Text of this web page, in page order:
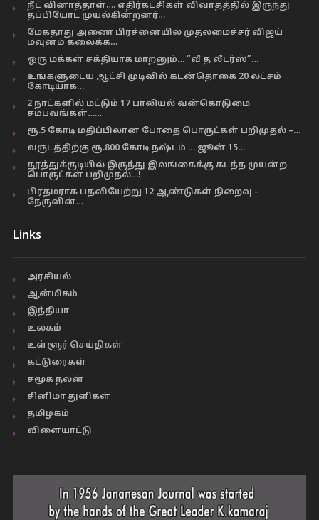
நீட் வினாத்தாள்…. எதிர்கட்சிகள் விவாதத்தில் இருந்து
தப்பியோட முயல்கின்றனர்…
மேகதாது அணை பிரச்னையில் முதலமைச்சர் விஜய்
மவுனம் கலைக்க…
ஒரு மக்கள் சக்தியாக மாறனும்… “வீ த லீடர்ஸ்”…
உங்களுடைய ஆட்சி முடிவில் கடன்தொகை 20 லட்சம்
கோடியாக…
2 நாட்களில் மட்டும் 17 பாலியல் வன்கொடுமை
சம்பவங்கள்……
ரூ.5 கோடி மதிப்பிலான போதை பொருட்கள் பறிமுதல் –…
வருடத்திற்கு ரூ.800 கோடி நஷ்டம் … ஜூன் 15…
தூத்துக்குடியில் இருந்து இலங்கைக்கு கடத்த முயன்ற
பொருட்கள் பறிமுதல்…!
பிரதமராக பதவியேற்று 12 ஆண்டுகள் நிறைவு –
நேருவின்…
Links
அரசியல்
ஆன்மிகம்
இந்தியா
உலகம்
உள்ளூர் செய்திகள்
கட்டுரைகள்
சமூக நலன்
சினிமா துளிகள்
தமிழகம்
விளையாட்டு